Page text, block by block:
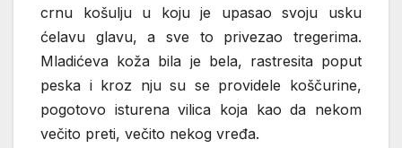
crnu košulju u koju je upasao svoju usku
ćelavu glavu, a sve to privezao tregerima.
Mladićeva koža bila je bela, rastresita poput
peska i kroz nju su se providele koščurine,
pogotovo isturena vilica koja kao da nekom
večito preti, večito nekog vređa.